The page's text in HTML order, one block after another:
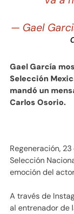
— Gael
Gael García
Selección
mandó un
Carlos Osorio.
Regeneración,
Selección
emoción del
A través de
al entrenador de